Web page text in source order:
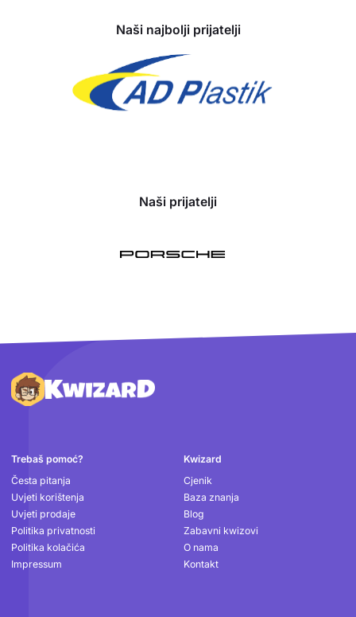
Naši najbolji prijatelji
Naši prijatelji
Podnožje
Trebaš pomoć?
Česta pitanja
Uvjeti korištenja
Uvjeti prodaje
Politika privatnosti
Politika kolačića
Impressum
Kwizard
Cjenik
Baza znanja
Blog
Zabavni kwizovi
O nama
Kontakt